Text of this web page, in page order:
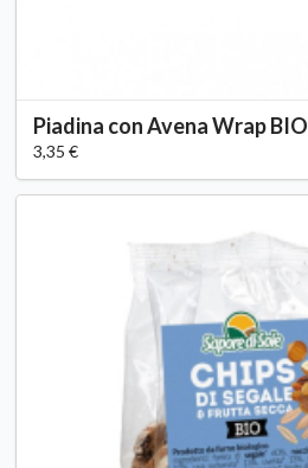
Piadina con Avena Wrap BIO
3,35 €